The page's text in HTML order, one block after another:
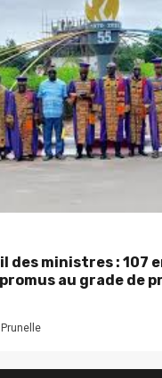
des ministres : 107
au grade de
Prunelle